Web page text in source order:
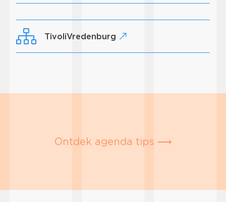
TivoliVredenburg
Ontdek agenda tips ⟶